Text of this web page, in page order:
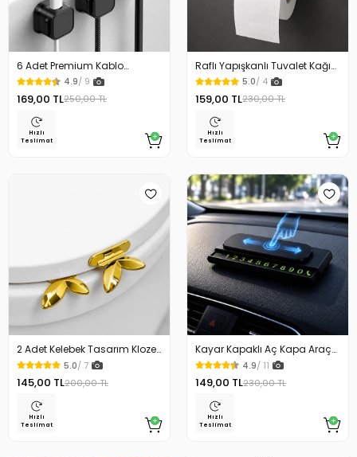
6 Adet Premium Kablo
Düzenleyici Kablo Tutucu
Mıknatıslı Kapak Özellikli
4.9/ 9
169,00 TL250,00 TL
Hızlı
Teslimat
Raflı Yapışkanlı Tuvalet Kağıdı
Askılığı
5.0/ 4
159,00 TL230,00 TL
Hızlı
Teslimat
2 Adet Kelebek Tasarım Klozet
Kaldırma Aparatı Gold Renk
5.0/ 7
145,00 TL200,00 TL
Hızlı
Teslimat
Kayar Kapaklı Aç Kapa Araç
Torpido Üstü Fosforlu
Numaratör Park Numaratörü
4.9/ 11
149,00 TL230,00 TL
Hızlı
Teslimat